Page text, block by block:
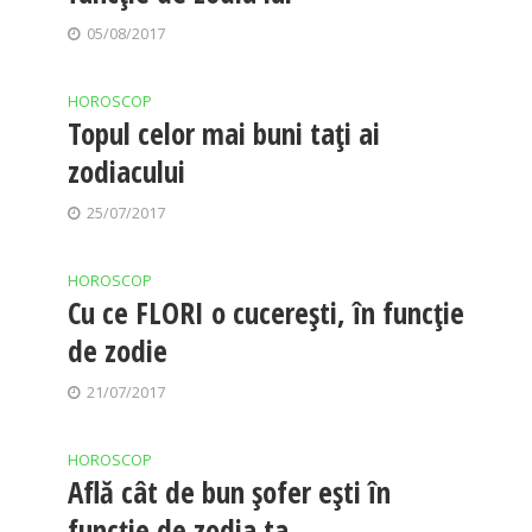
05/08/2017
HOROSCOP
Topul celor mai buni taţi ai
zodiacului
25/07/2017
HOROSCOP
Cu ce FLORI o cucerești, în funcție
de zodie
21/07/2017
HOROSCOP
Află cât de bun şofer eşti în